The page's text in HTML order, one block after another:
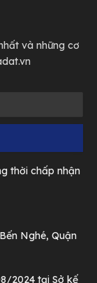
và những cơ
thời chấp nhận
Nghé, Quận
2024 tại Sở kế